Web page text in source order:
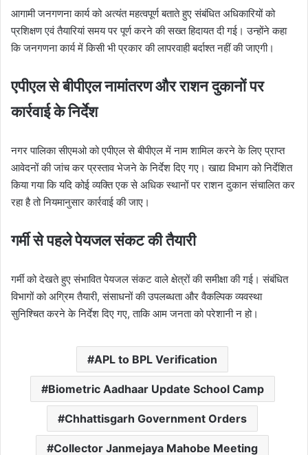
आगामी जनगणना कार्य को अत्यंत महत्वपूर्ण बताते हुए संबंधित अधिकारियों को
प्रशिक्षण एवं तैयारियां समय पर पूर्ण करने की सख्त हिदायत दी गई। उन्होंने कहा
कि जनगणना कार्य में किसी भी प्रकार की लापरवाही बर्दाश्त नहीं की जाएगी।
एपीएल से बीपीएल नामांतरण और राशन दुकानों पर
कार्रवाई के निर्देश
नगर पालिका सीएमओ को एपीएल से बीपीएल में नाम शामिल करने के लिए प्राप्त
आवेदनों की जांच कर प्रस्ताव भेजने के निर्देश दिए गए। खाद्य विभाग को निर्देशित
किया गया कि यदि कोई व्यक्ति एक से अधिक स्थानों पर राशन दुकान संचालित कर
रहा है तो नियमानुसार कार्रवाई की जाए।
गर्मी से पहले पेयजल संकट की तैयारी
गर्मी को देखते हुए संभावित पेयजल संकट वाले क्षेत्रों की समीक्षा की गई। संबंधित
विभागों को अग्रिम तैयारी, संसाधनों की उपलब्धता और वैकल्पिक व्यवस्था
सुनिश्चित करने के निर्देश दिए गए, ताकि आम जनता को परेशानी न हो।
APL to BPL Verification
Biometric Aadhaar Update School Camp
Chhattisgarh Government Orders
Collector Janmejaya Mahobe Meeting